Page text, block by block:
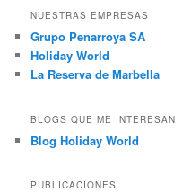
NUESTRAS EMPRESAS
Grupo Penarroya SA
Holiday World
La Reserva de Marbella
BLOGS QUE ME INTERESAN
Blog Holiday World
PUBLICACIONES